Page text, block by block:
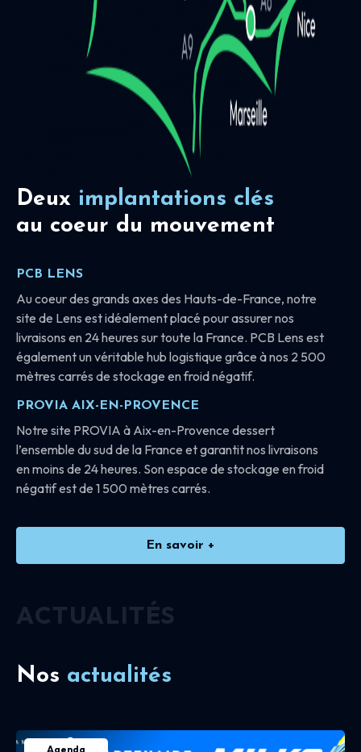
Deux implantations clés
au coeur du mouvement
PCB LENS
Au coeur des grands axes des Hauts-de-France, notre
site de Lens est idéalement placé pour assurer nos
livraisons en 24 heures sur toute la France. PCB Lens est
également un véritable hub logistique grâce à nos 2 500
mètres carrés de stockage en froid négatif.
PROVIA AIX-EN-PROVENCE
Notre site PROVIA à Aix-en-Provence dessert
l’ensemble du sud de la France et garantit nos livraisons
en moins de 24 heures. Son espace de stockage en froid
négatif est de 1 500 mètres carrés.
En savoir +
ACTUALITÉS
Nos actualités
Agenda